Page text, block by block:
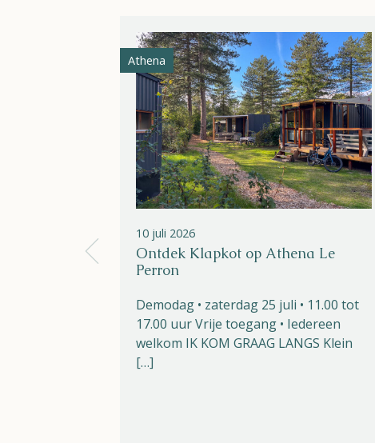
Athena
10 juli 2026
Ontdek Klapkot op Athena Le
Perron
Demodag • zaterdag 25 juli • 11.00 tot
17.00 uur Vrije toegang • Iedereen
welkom IK KOM GRAAG LANGS Klein
[…]